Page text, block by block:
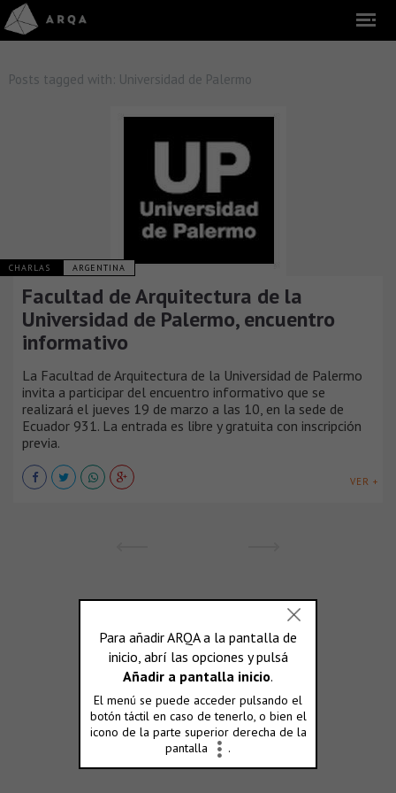
Posts tagged with: Universidad de Palermo
CHARLAS ARGENTINA
Facultad de Arquitectura de la
Universidad de Palermo, encuentro
informativo
La Facultad de Arquitectura de la Universidad de Palermo
invita a participar del encuentro informativo que se
realizará el jueves 19 de marzo a las 10, en la sede de
Ecuador 931. La entrada es libre y gratuita con inscripción
previa.
VER +